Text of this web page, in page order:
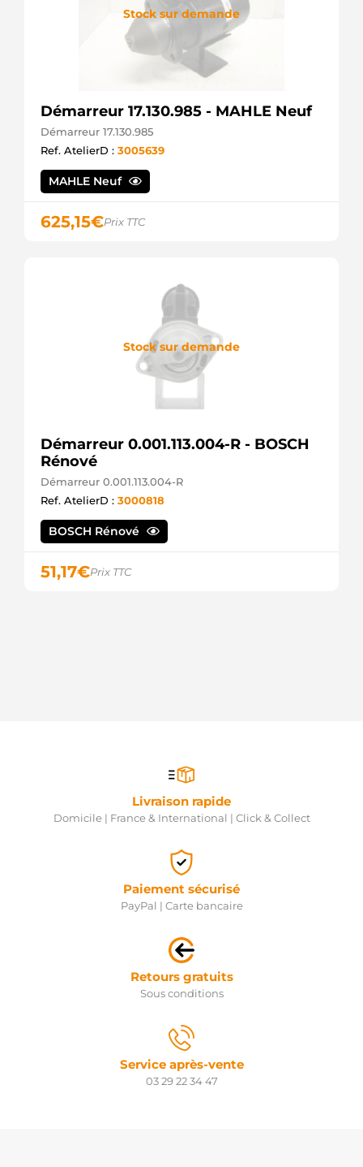
Stock sur demande
Démarreur 17.130.985 - MAHLE Neuf
Démarreur 17.130.985
Ref. AtelierD : 3005639
MAHLE Neuf
625,15€Prix TTC
Stock sur demande
Démarreur 0.001.113.004-R - BOSCH
Rénové
Démarreur 0.001.113.004-R
Ref. AtelierD : 3000818
BOSCH Rénové
51,17€Prix TTC
Livraison rapide
Domicile | France & International | Click & Collect
Paiement sécurisé
PayPal | Carte bancaire
Retours gratuits
Sous conditions
Service après-vente
03 29 22 34 47